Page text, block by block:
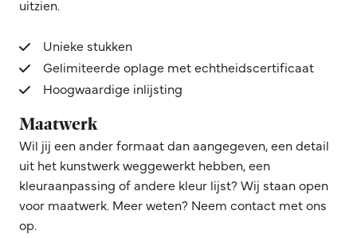
uitzien.
Unieke stukken
Gelimiteerde oplage met echtheidscertificaat
Hoogwaardige inlijsting
Maatwerk
Wil jij een ander formaat dan aangegeven, een detail
uit het kunstwerk weggewerkt hebben, een
kleuraanpassing of andere kleur lijst? Wij staan open
voor maatwerk. Meer weten? Neem contact met ons
op.